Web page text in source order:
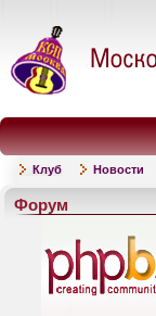
Клуб Новости
Форум